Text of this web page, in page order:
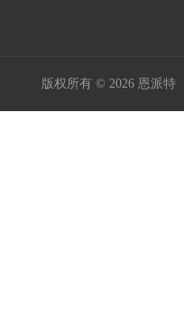
版权所有 © 2026 恩派